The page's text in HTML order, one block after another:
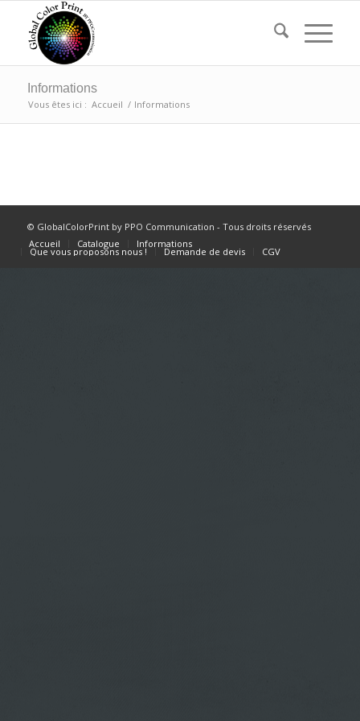
Informations
Vous êtes ici : Accueil / Informations
© GlobalColorPrint by PPO Communication - Tous droits réservés
Accueil
Catalogue Informations
Que vous proposons nous ! Demande de devis CGV